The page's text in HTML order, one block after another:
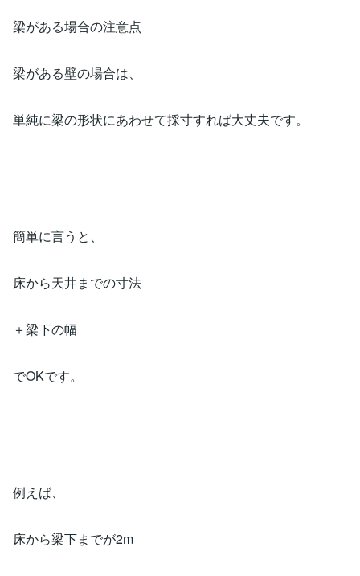
梁がある場合の注意点
梁がある壁の場合は、
単純に梁の形状にあわせて採寸すれば大丈夫です。
簡単に言うと、
床から天井までの寸法
＋梁下の幅
でOKです。
例えば、
床から梁下までが2m